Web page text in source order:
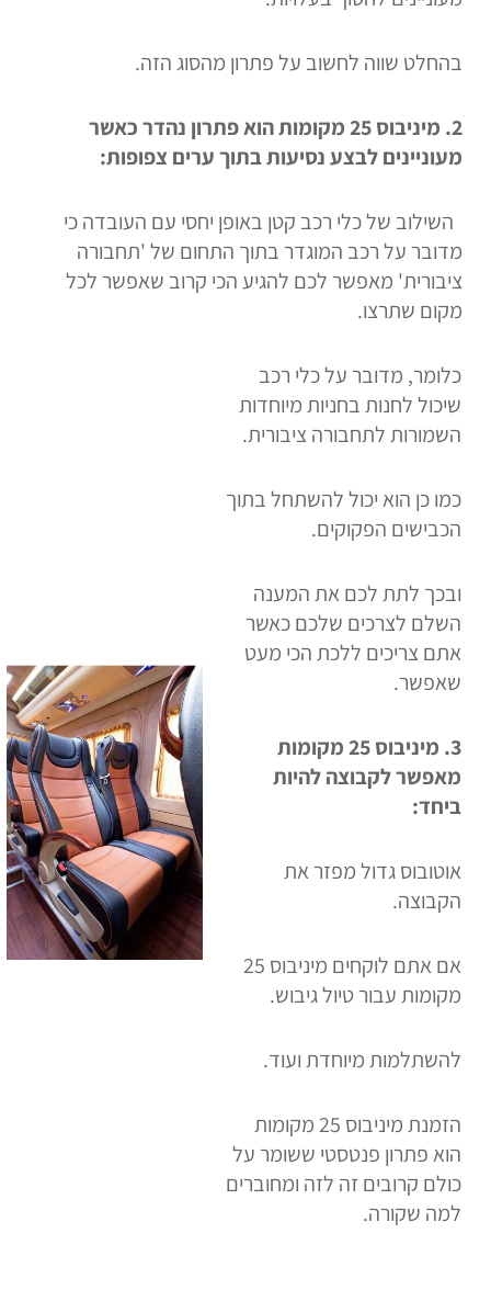
בהחלט שווה לחשוב על פתרון מהסוג הזה.
2.
מיניבוס 25 מקומות הוא פתרון נהדר כאשר
מעוניינים לבצע נסיעות בתוך ערים צפופות:
השילוב של כלי רכב קטן באופן יחסי עם העובדה כי
מדובר על רכב המוגדר בתוך התחום של 'תחבורה
ציבורית' מאפשר לכם להגיע הכי קרוב שאפשר לכל
מקום שתרצו.
כלומר, מדובר על כלי רכב
שיכול לחנות בחניות מיוחדות
השמורות לתחבורה ציבורית.
כמו כן הוא יכול להשתחל בתוך
הכבישים הפקוקים.
ובכך לתת לכם את המענה
השלם לצרכים שלכם כאשר
אתם צריכים ללכת הכי מעט
שאפשר.
3.
מיניבוס 25 מקומות
מאפשר לקבוצה להיות
ביחד:
אוטובוס גדול מפזר את
הקבוצה.
אם אתם לוקחים מיניבוס 25
מקומות עבור טיול גיבוש.
להשתלמות מיוחדת ועוד.
הזמנת מיניבוס 25 מקומות
הוא פתרון פנטסטי ששומר על
כולם קרובים זה לזה ומחוברים
למה שקורה.